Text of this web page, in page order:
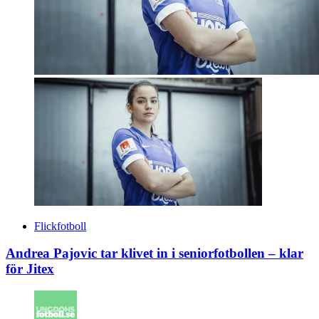
Flickfotboll
Andrea Pajovic tar klivet in i seniorfotbollen – klar
för Jitex